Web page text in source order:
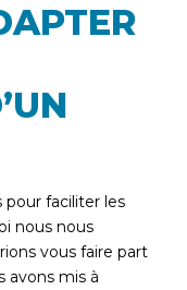
faciliter les
nous nous
vous faire part
avons mis à